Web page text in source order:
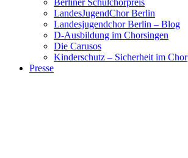
Berliner Schulchorpreis
LandesJugendChor Berlin
Landesjugendchor Berlin – Blog
D-Ausbildung im Chorsingen
Die Carusos
Kinderschutz – Sicherheit im Chor
Presse